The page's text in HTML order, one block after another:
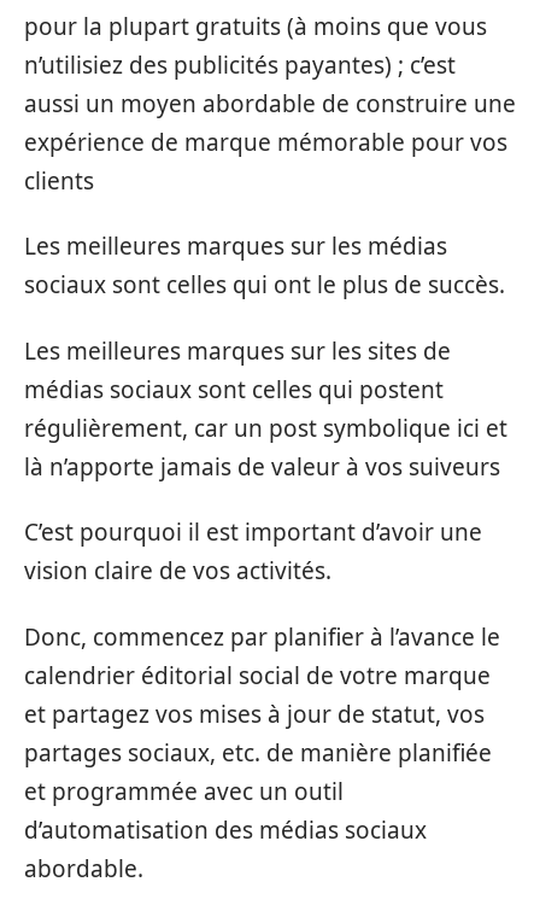
pour la plupart gratuits (à moins que vous
n’utilisiez des publicités payantes) ; c’est
aussi un moyen abordable de construire une
expérience de marque mémorable pour vos
clients
Les meilleures marques sur les médias
sociaux sont celles qui ont le plus de succès.
Les meilleures marques sur les sites de
médias sociaux sont celles qui postent
régulièrement, car un post symbolique ici et
là n’apporte jamais de valeur à vos suiveurs
C’est pourquoi il est important d’avoir une
vision claire de vos activités.
Donc, commencez par planifier à l’avance le
calendrier éditorial social de votre marque
et partagez vos mises à jour de statut, vos
partages sociaux, etc. de manière planifiée
et programmée avec un outil
d’automatisation des médias sociaux
abordable.